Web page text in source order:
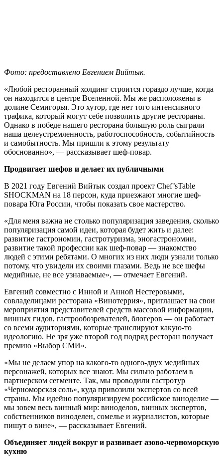
Фото: предоставлено Евгением Вийтык.
«Любой ресторанный холдинг строится гораздо лучше, когда
он находится в центре Вселенной. Мы же расположены в
долине Семигорья. Это хутор, где нет того интенсивного
трафика, который могут себе позволить другие рестораны.
Однако в победе нашего ресторана большую роль сыграли
наша целеустремленность, работоспособность, событийность
и самобытность. Мы пришли к этому результату
обоснованно», — рассказывает шеф-повар.
Продвигает шефов и делает их публичными
В 2021 году Евгений Вийтык создал проект Chef’sTable
SHOCKMAN на 18 персон, куда приезжают многие шеф-
повара Юга России, чтобы показать свое мастерство.
«Для меня важна не столько популяризация заведения, сколько
популяризация самой идеи, которая будет жить и далее:
развитие гастрономии, гастротуризма, эногастрономии,
развитие такой профессии как шеф-повар — знакомство
людей с этими ребятами. О многих из них люди узнали только
потому, что увидели их своими глазами. Ведь не все шефы
медийные, не все узнаваемые», — отмечает Евгений.
Евгений совместно с Инной и Анной Нестеровыми,
совладелицами ресторана «Винотеррия», приглашает на свои
мероприятия представителей средств массовой информации,
винных гидов, гастрообозревателей, блогеров — он работает
со всеми аудиториями, которые транслируют какую-то
идеологию. Не зря уже второй год подряд ресторан получает
премию «Выбор СМИ».
«Мы не делаем упор на какого-то одного-двух медийных
персонажей, которых все знают. Мы сильно работаем в
партнерском сегменте. Так, мы проводили гастротур
«Черноморская соль», куда привозили экспертов со всей
страны. Мы идейно популяризируем российское виноделие —
мы зовем весь винный мир: виноделов, винных экспертов,
собственников виноделен, сомелье и журналистов, которые
пишут о вине», — рассказывает Евгений.
Объединяет людей вокруг и развивает азово-черноморскую
кухню